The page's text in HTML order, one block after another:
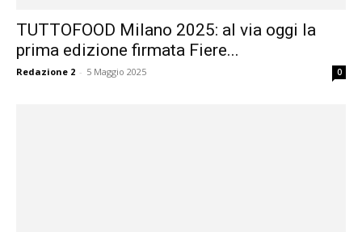
TUTTOFOOD Milano 2025: al via oggi la
prima edizione firmata Fiere...
Redazione 2 - 5 Maggio 2025 0